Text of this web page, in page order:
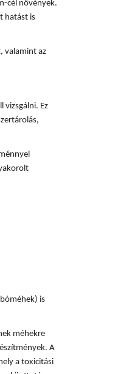
cél növények.
hatást is
valamint az
vizsgálni. Ez
is
méhekre
A
a toxicitási